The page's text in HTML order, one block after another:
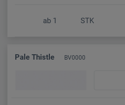
ab 1 STK
Pale Thistle BV0000